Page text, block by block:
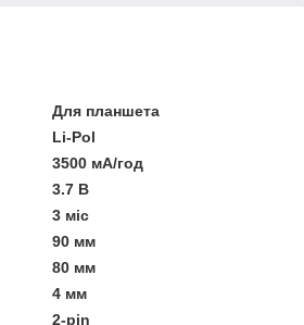
Для планшета
Li-Pol
3500 мА/год
3.7 В
3 міс
90 мм
80 мм
4 мм
2-pin